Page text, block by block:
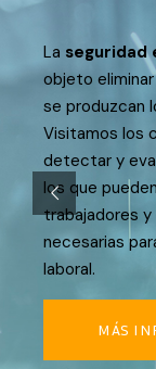
La seguridad
objeto
se produzcan
Visitamos los
detectar y
los que
trabajadores
necesarias
laboral.
MÁS